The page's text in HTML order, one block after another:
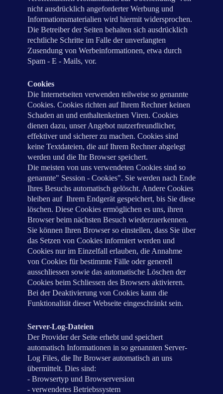
nicht ausdrücklich angeforderter Werbung und
Informationsmaterialien wird hiermit widersprochen.
Die Betreiber der Seiten behalten sich ausdrücklich
rechtliche Schritte im Falle der unverlangten
Zusendung von Werbeinformationen, etwa durch
Spam - E - Mails, vor.
Cookies
Die Internetseiten verwenden teilweise so genannte
Cookies. Cookies richten auf Ihrem Rechner keinen
Schaden an und enthaltenkeinen Viren. Cookies
dienen dazu, unser Angebot nutzerfreundlicher,
effektiver und sicherer zu machen. Cookies sind
keine Textdateien, die auf Ihrem Rechner abgelegt
werden und die Ihr Browser speichert.
Die meisten von uns verwendeten Cookies sind so
genannte" Session - Cookies". Sie werden nach Ende
Ihres Besuchs automatisch gelöscht. Andere Cookies
bleiben auf Ihrem Endgerät gespeichert, bis Sie diese
löschen. Diese Cookies ermöglichen es uns, ihren
Browser beim nächsten Besuch wiederzuerkennen.
Sie können Ihren Browser so einstellen, dass Sie über
das Setzen von Cookies informiert werden und
Cookies nur im Einzelfall erlauben, die Annahme
von Cookies für bestimmte Fälle oder generell
ausschliessen sowie das automatische Löschen der
Cookies beim Schliessen des Browsers aktivieren.
Bei der Deaktivierung von Cookies kann die
Funktionalität dieser Webseite eingeschränkt sein.
Server-Log-Dateien
Der Provider der Seite erhebt und speichert
automatisch Informationen in so genannten Server-
Log Files, die Ihr Browser automatisch an uns
übermittelt. Dies sind:
- Browsertyp und Browserversion
- verwendetes Betriebssystem